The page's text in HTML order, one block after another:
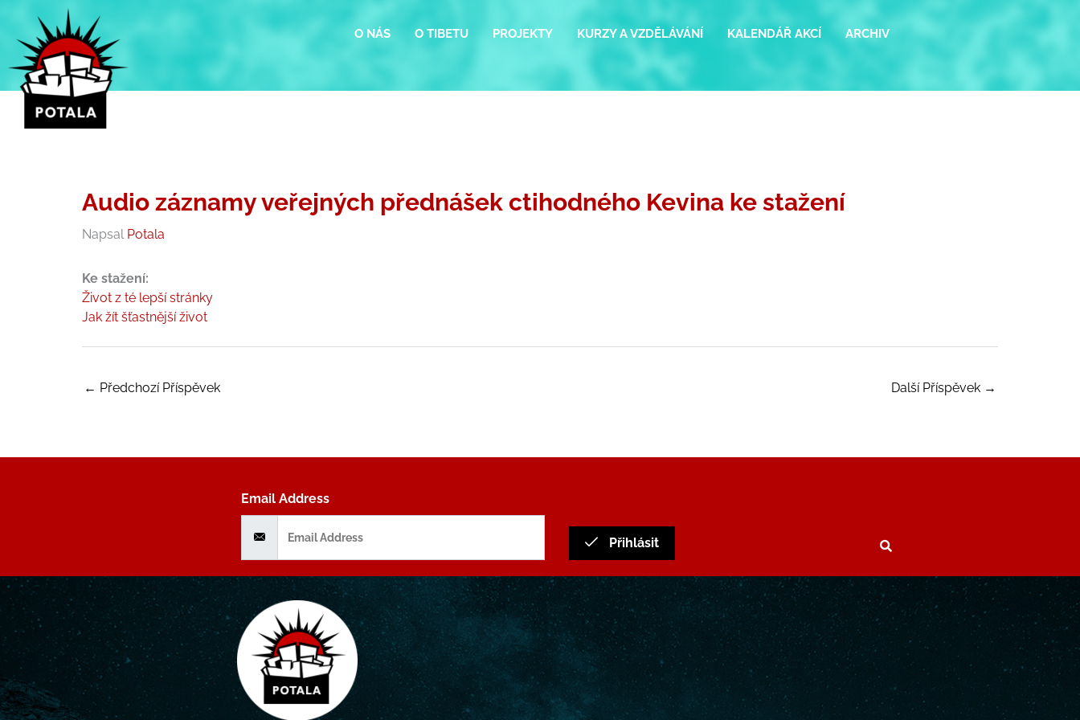
obsah
O NÁS O TIBETU PROJEKTY KURZY A VZDĚLÁVÁNÍ KALENDÁŘ AKCÍ ARCHIV
Audio záznamy veřejných přednášek ctihodného Kevina ke stažení
Napsal Potala
Ke stažení:
Život z té lepší stránky
Jak žít šťastnější život
← Předchozí Příspěvek Další Příspěvek →
Email Address
Přihlásit